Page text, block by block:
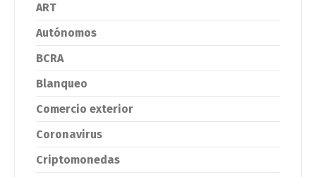
ART
Autónomos
BCRA
Blanqueo
Comercio exterior
Coronavirus
Criptomonedas